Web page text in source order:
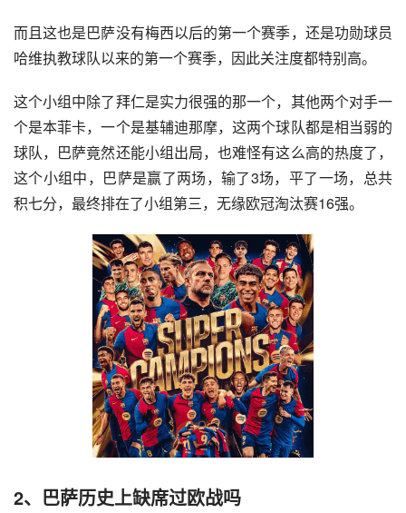
而且这也是巴萨没有梅西以后的第一个赛季，还是功勋球员
哈维执教球队以来的第一个赛季，因此关注度都特别高。
这个小组中除了拜仁是实力很强的那一个，其他两个对手一
个是本菲卡，一个是基辅迪那摩，这两个球队都是相当弱的
球队，巴萨竟然还能小组出局，也难怪有这么高的热度了，
这个小组中，巴萨是赢了两场，输了3场，平了一场，总共
积七分，最终排在了小组第三，无缘欧冠淘汰赛16强。
2、巴萨历史上缺席过欧战吗